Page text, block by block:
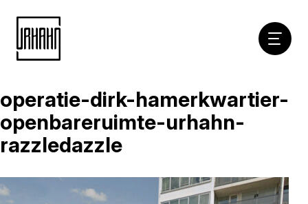
Naar
inhoud
operatie-dirk-hamerkwartier-
openbareruimte-urhahn-
razzledazzle